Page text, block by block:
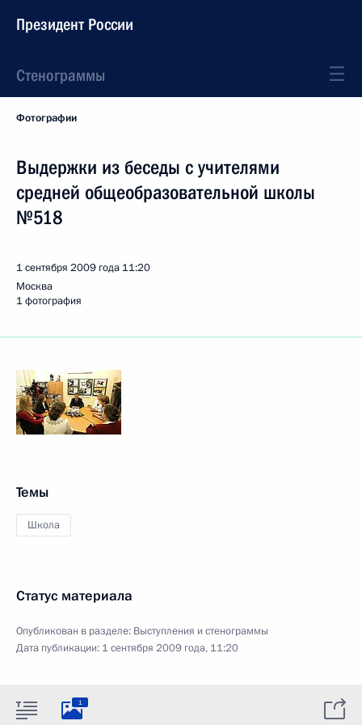
Президент России
Стенограммы
Фотографии
Выдержки из беседы с учителями
средней общеобразовательной школы
№518
1 сентября 2009 года 11:20
Москва
1 фотография
Темы
Школа
Статус материала
Опубликован в разделе: Выступления и стенограммы
Дата публикации: 1 сентября 2009 года, 11:20
1